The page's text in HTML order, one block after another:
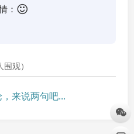
：
围观）
来说两句吧...